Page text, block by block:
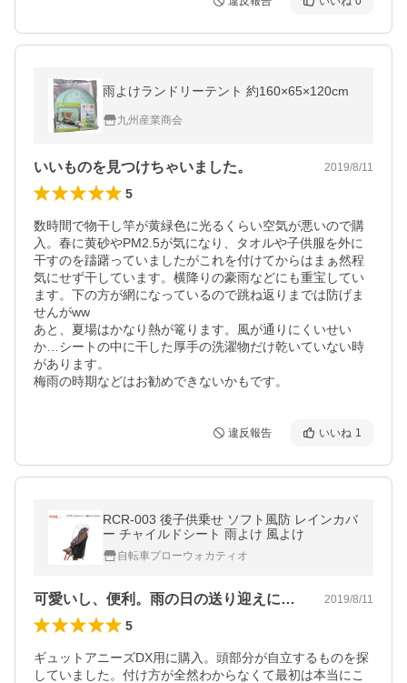
雨よけランドリーテント 約160×65×120cm
九州産業商会
いいものを見つけちゃいました。 2019/8/11
5
数時間で物干し竿が黄緑色に光るくらい空気が悪いので購
入。春に黄砂やPM2.5が気になり、タオルや子供服を外に
干すのを躊躇っていましたがこれを付けてからはまぁ然程
気にせず干しています。横降りの豪雨などにも重宝してい
ます。下の方が網になっているので跳ね返りまでは防げま
せんがww
あと、夏場はかなり熱が篭ります。風が通りにくいせい
か…シートの中に干した厚手の洗濯物だけ乾いていない時
があります。
梅雨の時期などはお勧めできないかもです。
違反報告 いいね 1
RCR-003 後子供乗せ ソフト風防 レインカバ
ー チャイルドシート 雨よけ 風よけ
自転車プローウォカティオ
可愛いし、便利。雨の日の送り迎えに必須 2019/8/11
5
ギュットアニーズDX用に購入。頭部分が自立するものを探
していました。付け方が全然わからなくて最初は本当にこ